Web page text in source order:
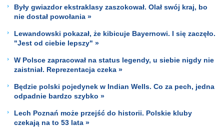
Były gwiazdor ekstraklasy zaszokował. Olał swój kraj, bo
nie dostał powołania »
Lewandowski pokazał, że kibicuje Bayernowi. I się zaczęło.
"Jest od ciebie lepszy" »
W Polsce zapracował na status legendy, u siebie nigdy nie
zaistniał. Reprezentacja czeka »
Będzie polski pojedynek w Indian Wells. Co za pech, jedna
odpadnie bardzo szybko »
Lech Poznań może przejść do historii. Polskie kluby
czekają na to 53 lata »